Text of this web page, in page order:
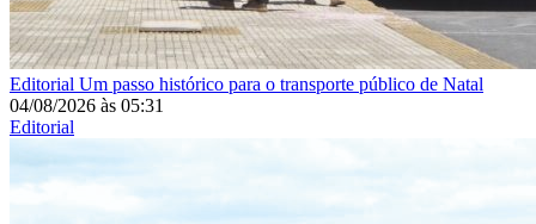
Editorial Um passo histórico para o transporte público de Natal
04/08/2026 às 05:31
Editorial